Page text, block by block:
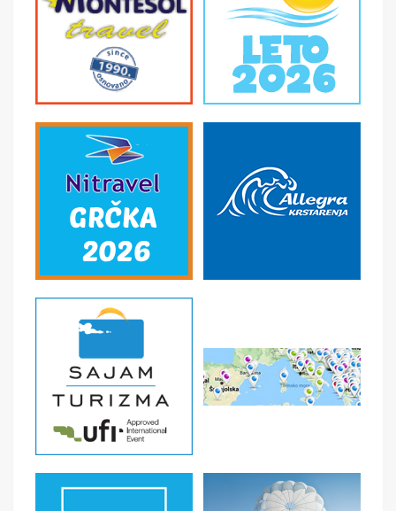
U CENU NIJE UKLJUČENO
- U cenu nije uračunata boravišna taksa. Cena je po
smeštajnoj jedinici po danu i plaća se na licu mesta -
Međunarodno putno zdravstveno osiguranje; -
ostale troškove putnika, kao i sve ostale usluge koje
koristi putnik, a nisu pomenute programom putovanja, a
naprave se u toku puta i u toku boravka u objektu.